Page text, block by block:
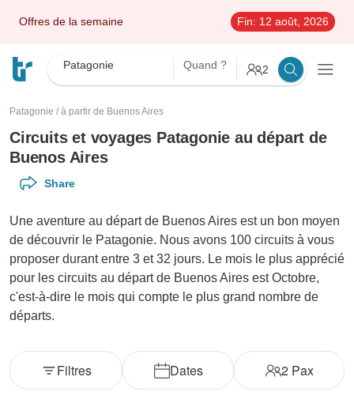
Offres de la semaine Fin: 12 août, 2026
Patagonie Quand ? 2
Patagonie / à partir de Buenos Aires
Circuits et voyages Patagonie au départ de
Buenos Aires
Share
Une aventure au départ de Buenos Aires est un bon moyen
de découvrir le Patagonie. Nous avons 100 circuits à vous
proposer durant entre 3 et 32 jours. Le mois le plus apprécié
pour les circuits au départ de Buenos Aires est Octobre,
c'est-à-dire le mois qui compte le plus grand nombre de
départs.
Dates 2Pax
Filtres